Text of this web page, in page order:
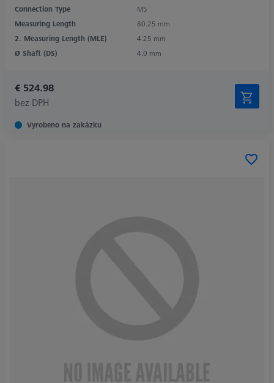
Connection Type
M5
Measuring Length
80.25 mm
2. Measuring Length (MLE)
4.25 mm
Ø Shaft (DS)
4.0 mm
€ 524.98
bez DPH
Vyrobeno na zakázku